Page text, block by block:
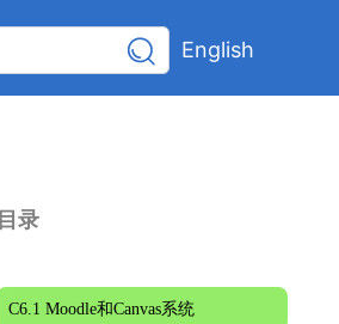
English
目录
C6.1 Moodle和Canvas系统